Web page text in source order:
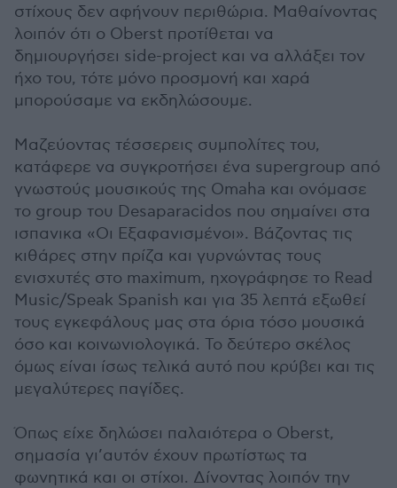
στίχους δεν αφήνουν περιθώρια. Μαθαίνοντας
λοιπόν ότι ο Oberst προτίθεται να
δημιουργήσει side-project και να αλλάξει τον
ήχο του, τότε μόνο προσμονή και χαρά
μπορούσαμε να εκδηλώσουμε.
Mαζεύοντας τέσσερεις συμπολίτες του,
κατάφερε να συγκροτήσει ένα supergroup από
γνωστούς μουσικούς της Omaha και ονόμασε
το group του Desaparacidos που σημαίνει στα
ισπανικα «Οι Εξαφανισμένοι». Βάζοντας τις
κιθάρες στην πρίζα και γυρνώντας τους
ενισχυτές στο maximum, ηχογράφησε το Read
Music/Speak Spanish και για 35 λεπτά εξωθεί
τους εγκεφάλους μας στα όρια τόσο μουσικά
όσο και κοινωνιολογικά. Το δεύτερο σκέλος
όμως είναι ίσως τελικά αυτό που κρύβει και τις
μεγαλύτερες παγίδες.
Όπως είχε δηλώσει παλαιότερα ο Oberst,
σημασία γι’αυτόν έχουν πρωτίστως τα
φωνητικά και οι στίχοι. Δίνοντας λοιπόν την